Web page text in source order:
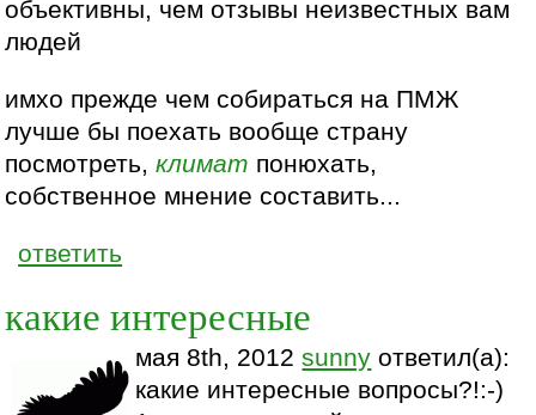
объективны, чем отзывы неизвестных вам
людей
имхо прежде чем собираться на ПМЖ
лучше бы поехать вообще страну
посмотреть,климат понюхать,
собственное мнение составить...
ответить
какие интересные
мая 8th, 2012sunny ответил(а):
какие интересные вопросы?!:-)